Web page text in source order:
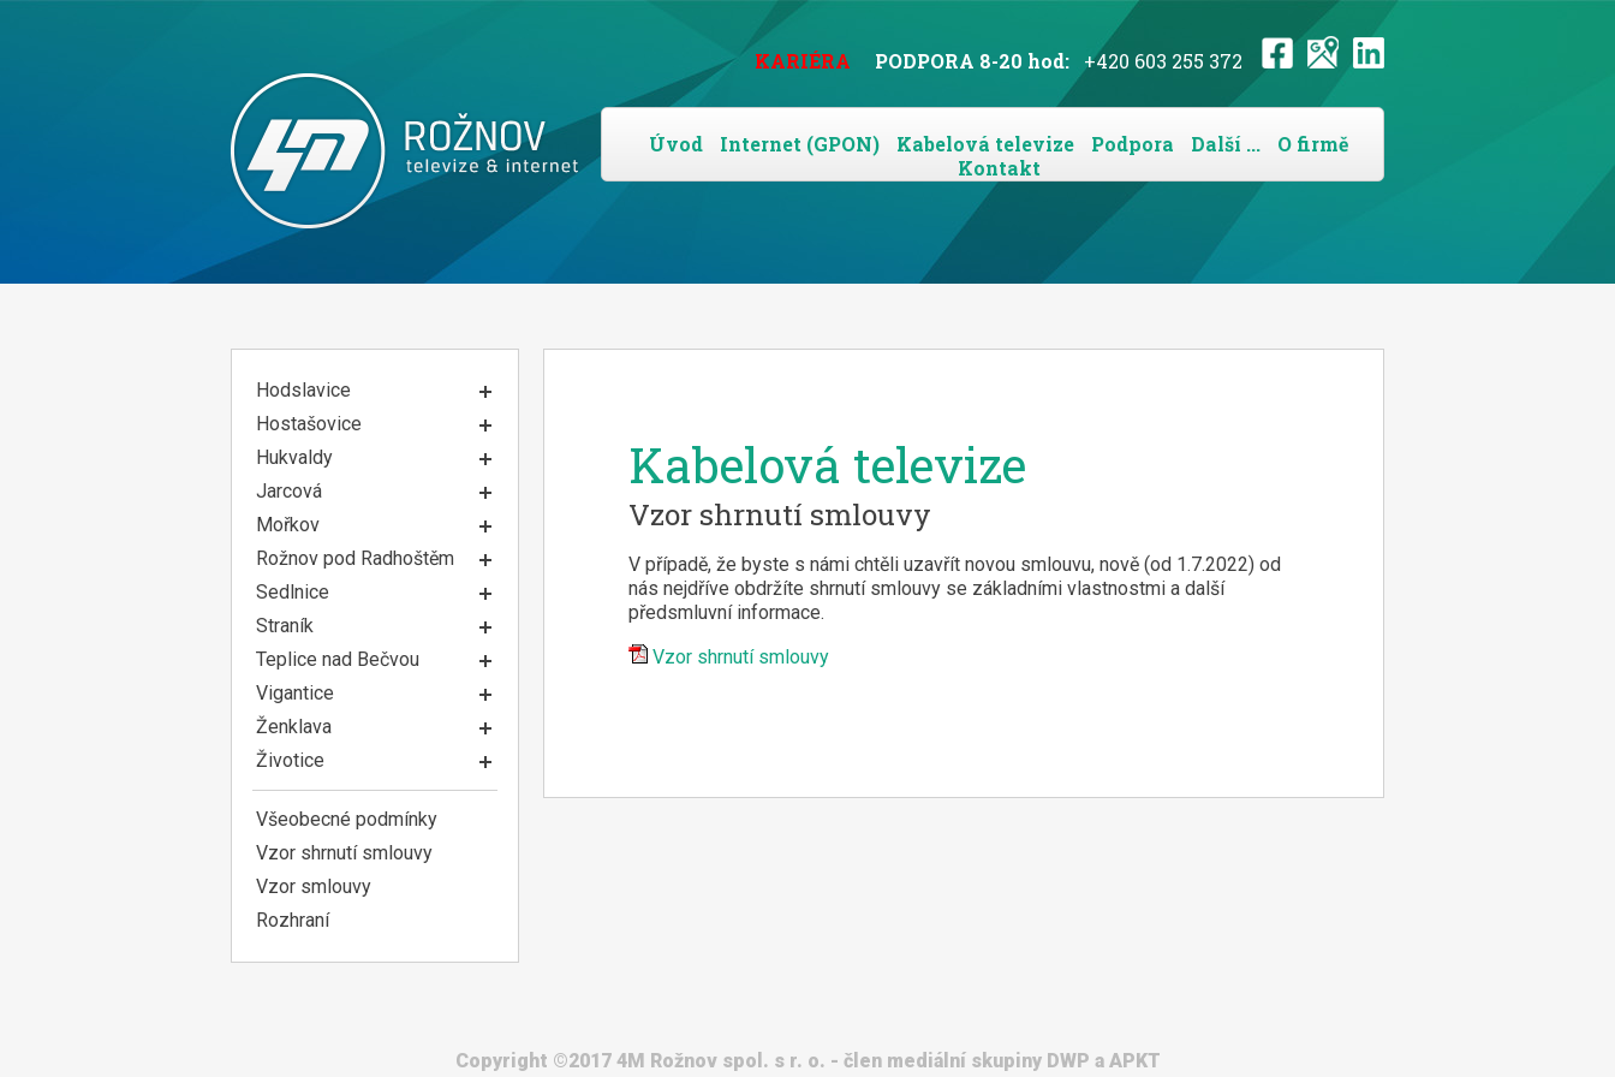
KARIÉRA PODPORA 8-20 hod: +420 603 255 372
Úvod Internet (GPON) Kabelová televize Podpora Další ...
O firmě
Kontakt
Hodslavice
Hostašovice
Hukvaldy
Jarcová
Mořkov
Rožnov pod Radhoštěm
Sedlnice
Straník
Teplice nad Bečvou
Vigantice
Ženklava
Životice
Všeobecné podmínky
Vzor shrnutí smlouvy
Vzor smlouvy
Rozhraní
Kabelová televize
Vzor shrnutí smlouvy
V případě, že byste s námi chtěli uzavřít novou smlouvu, nově (od 1.7.2022) od
nás nejdříve obdržíte shrnutí smlouvy se základními vlastnostmi a další
předsmluvní informace.
Vzor shrnutí smlouvy
Copyright ©2017 4M Rožnov spol. s r. o. - člen mediální skupiny DWP a APKT